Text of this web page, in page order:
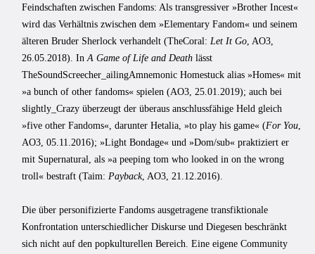
Feindschaften zwischen Fandoms: Als transgressiver »Brother Incest«
wird das Verhältnis zwischen dem »Elementary Fandom« und seinem
älteren Bruder Sherlock verhandelt (TheCoral: Let It Go , AO3,
26.05.2018). In A Game of Life and Death lässt
TheSoundScreecher_ailingAmnemonic Homestuck alias »Homes« mit
»a bunch of other fandoms« spielen (AO3, 25.01.2019); auch bei
slightly_Crazy überzeugt der überaus anschlussfähige Held gleich
»five other Fandoms«, darunter Hetalia, »to play his game« (For You
AO3, 05.11.2016); »Light Bondage« und »Dom/sub« praktiziert er
mit Supernatural, als »a peeping tom who looked in on the wrong
troll« bestraft (Taim: Payback, AO3, 21.12.2016).
Die über personifizierte Fandoms ausgetragene transfiktionale
Konfrontation unterschiedlicher Diskurse und Diegesen beschränkt
sich nicht auf den popkulturellen Bereich. Eine eigene Community